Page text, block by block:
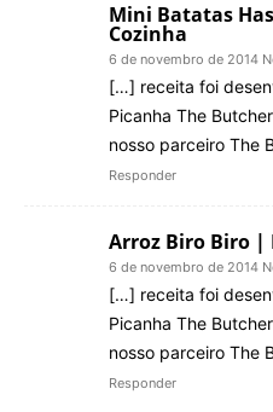
Mini Batatas
Cozinha
6 de novembro de 2014
[…] receita foi
Picanha The
nosso parceiro The
Responder
Arroz Biro Biro |
6 de novembro de 2014
[…] receita foi
Picanha The
nosso parceiro The
Responder